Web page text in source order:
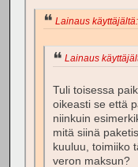
Lainaus
Lainaus
Tuli toisessa
oikeasti se että
niinkuin
mitä siinä
kuuluu, toimiiko
veron maksun?